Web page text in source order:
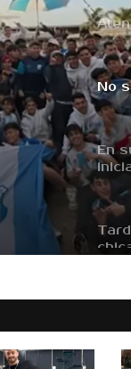
No
En